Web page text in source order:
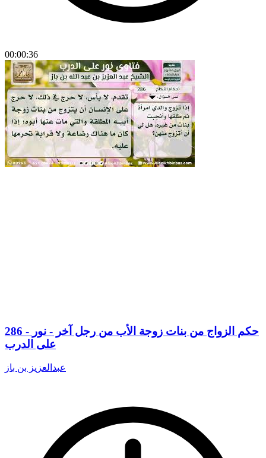
00:00:36
286 - حكم الزواج من بنات زوجة الأب من رجل آخر - نور
على الدرب
عبدالعزيز بن باز